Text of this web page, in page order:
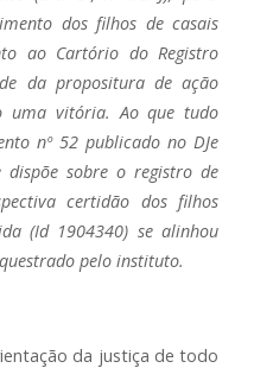
dos filhos de casais
ao Cartório do Registro
da propositura de ação
uma vitória. Ao que tudo
nº 52 publicado no DJe
sobre o registro de
certidão dos filhos
(Id 1904340) se alinhou
pelo instituto.
da justiça de todo